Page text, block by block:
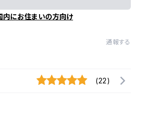
内にお住まいの方向け
通報する
(22)